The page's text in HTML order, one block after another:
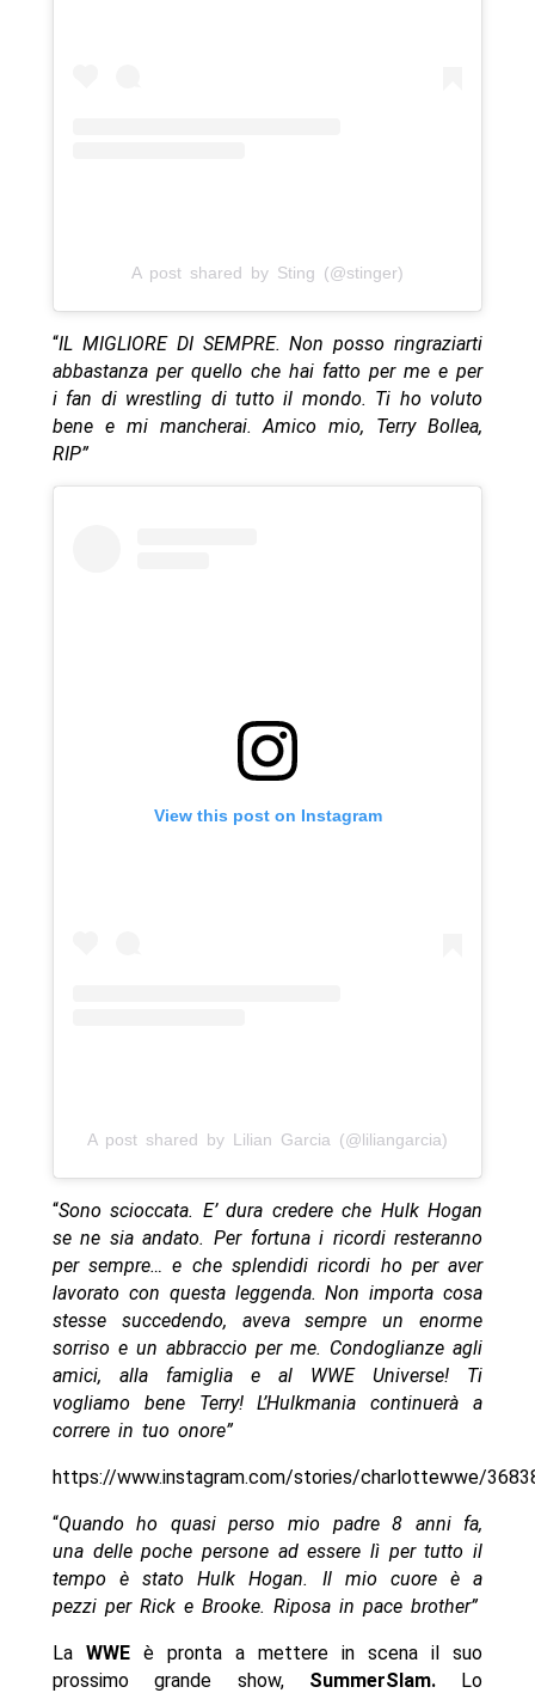
A post shared by Sting (@stinger)
“IL MIGLIORE DI SEMPRE. Non posso ringraziarti
abbastanza per quello che hai fatto per me e per
i fan di wrestling di tutto il mondo. Ti ho voluto
bene e mi mancherai. Amico mio, Terry Bollea,
RIP”
View this post on Instagram
A post shared by Lilian Garcia (@liliangarcia)
“Sono scioccata. E’ dura credere che Hulk Hogan
se ne sia andato. Per fortuna i ricordi resteranno
per sempre… e che splendidi ricordi ho per aver
lavorato con questa leggenda. Non importa cosa
stesse succedendo, aveva sempre un enorme
sorriso e un abbraccio per me. Condoglianze agli
amici, alla famiglia e al WWE Universe! Ti
vogliamo bene Terry! L’Hulkmania continuerà a
correre in tuo onore”
https://www.instagram.com/stories/charlottewwe/
“Quando ho quasi perso mio padre 8 anni fa,
una delle poche persone ad essere lì per tutto il
tempo è stato Hulk Hogan. Il mio cuore è a
pezzi per Rick e Brooke. Riposa in pace brother”
La WWEè pronta a mettere in scena il suo
prossimo grande show, SummerSlam.Lo